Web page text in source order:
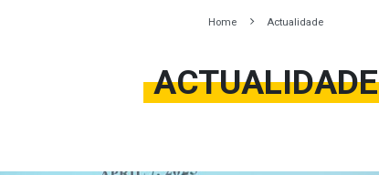
Home Actualidade
ACTUALIDADE